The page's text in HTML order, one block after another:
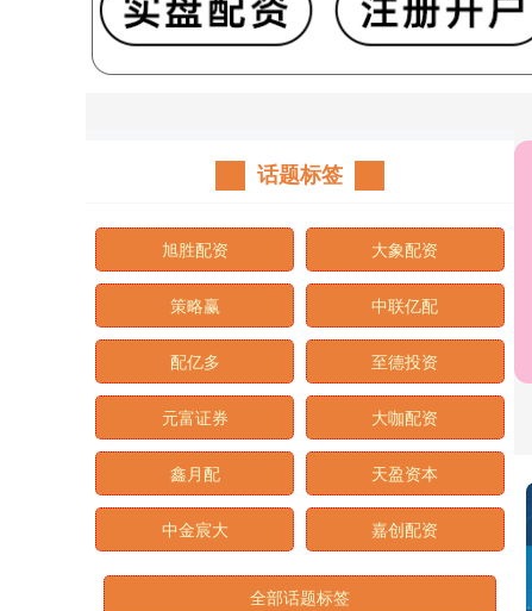
话题标签
旭胜配资 大象配资
策略赢 中联亿配
配亿多 至德投资
元富证券 大咖配资
鑫月配 天盈资本
中金宸大 嘉创配资
全部话题标签